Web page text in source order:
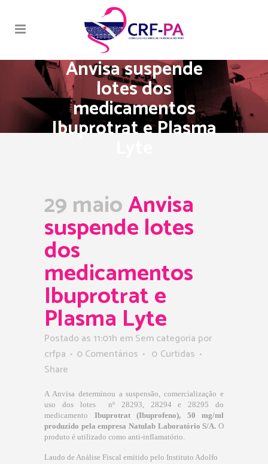
Anvisa suspende
lotes dos
medicamentos
Ibuprotrat e Plasma
29 maioAnvisa
suspende lotes
dos
medicamentos
Ibuprotrat e
Plasma Lyte
Postado as 11:01h em Sem categoria por
crfpa
0 Comentários 0 Curtidas
Share
A Anvisa determinou a suspensão, comercialização e
uso dos lotes nº 28293, 28294 e 28295 do
medicamento
Ibuprotrat (Ibuprofeno), 50 mg/ml
produzido pela empresa Natulab Laboratório S/A. O
produto é utilizado como anti-inflamatório.
Laudo de Análise Fiscal emitido pelo Instituto Adolfo